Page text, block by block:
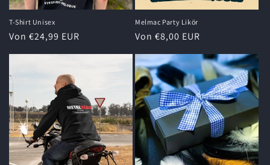
T-Shirt Unisex
Normaler
Preis
Von €24,99 EUR
Melmac Party Likör
Normaler
Preis
Von €8,00 EUR